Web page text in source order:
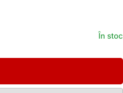
În stoc